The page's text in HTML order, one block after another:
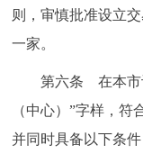
则，审慎批准设立
一家。
第六条 在本市设
（中心）”字样，符
并同时具备以下条件